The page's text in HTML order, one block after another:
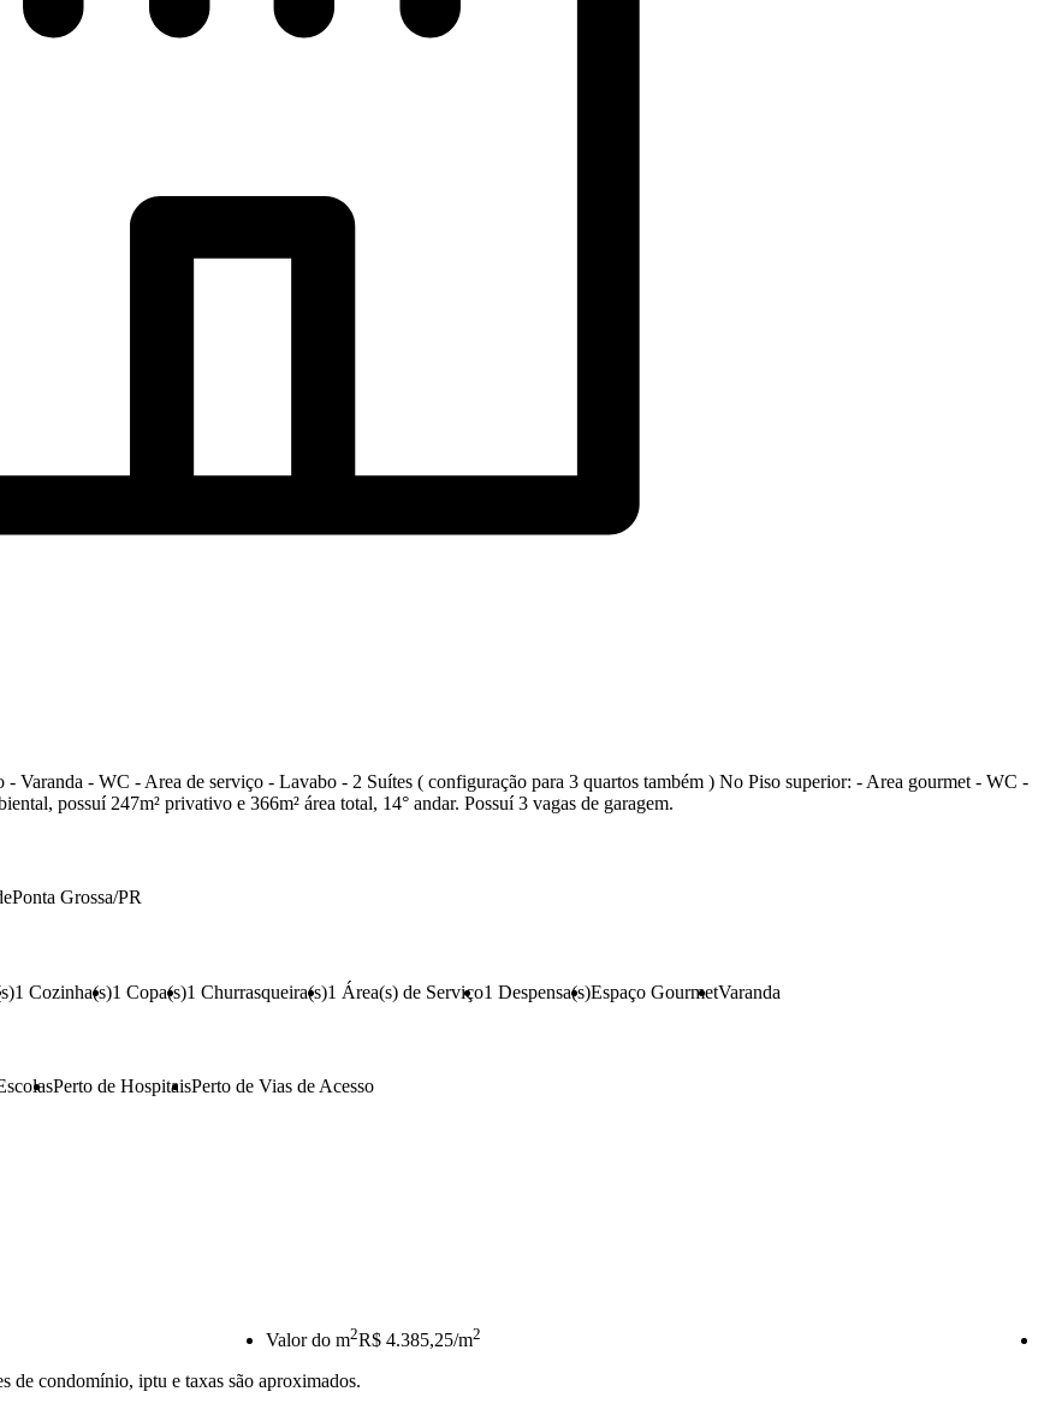
- WC - Area de serviço - Lavabo - 2 Suítes ( configuração para 3 quartos também ) No Piso superior: - Area gourmet - WC -
possuí 247m² privativo e 366m² área total, 14° andar. Possuí 3 vagas de garagem.
Ponta Grossa/PR
1 Cozinha(s)1 Copa(s)1 Churrasqueira(s)1 Área(s) de Serviço1 Despensa(s)Espaço GourmetVaranda
Perto de HospitaisPerto de Vias de Acesso
Valor do m2R$ 4.385,25/m2
de condomínio, iptu e taxas são aproximados.